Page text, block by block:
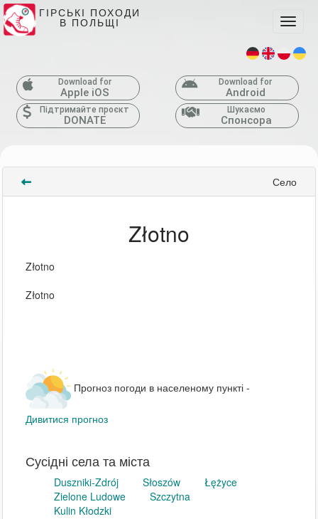
ГІРСЬКІ ПОХОДИ
В ПОЛЬЩІ
Download for
Apple iOS
Download for
Android
Підтримайте проєкт
DONATE
Шукаємо
Спонсора
Село
Złotno
Złotno
Złotno
Прогноз погоди в населеному пункті -
Дивитися прогноз
Сусідні села та міста
Duszniki-Zdrój Słoszów
Łężyce
Zielone Ludowe
Szczytna
Kulin Kłodzki